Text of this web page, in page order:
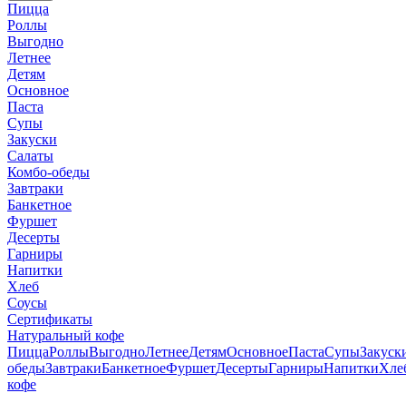
Пицца
Роллы
Выгодно
Летнее
Детям
Основное
Паста
Супы
Закуски
Салаты
Комбо-обеды
Завтраки
Банкетное
Фуршет
Десерты
Гарниры
Напитки
Хлеб
Соусы
Сертификаты
Натуральный кофе
ПиццаРоллыВыгодноЛетнееДетямОсновноеПастаСупы
обедыЗавтракиБанкетноеФуршетДесертыГарнирыНапитки
кофе